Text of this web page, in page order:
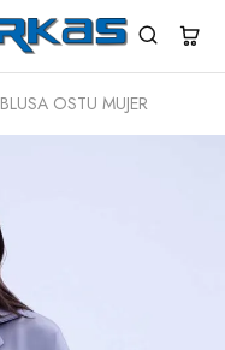
BLUSA OSTU MUJER